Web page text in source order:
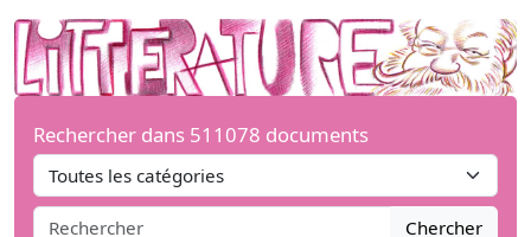
Rechercher dans 511078 documents
Chercher